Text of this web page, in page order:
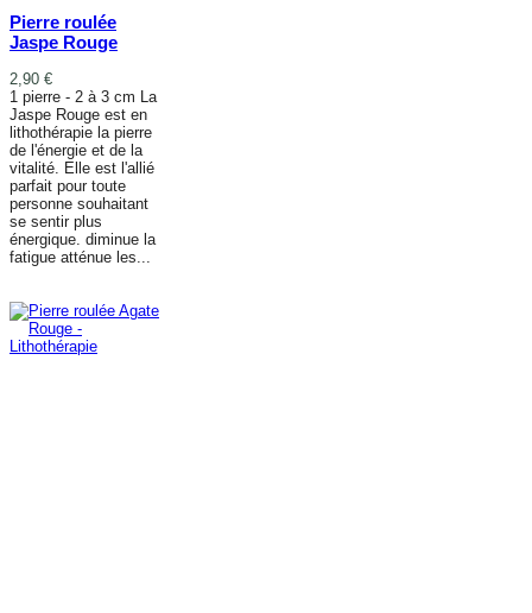
Pierre roulée
Jaspe Rouge
2,90 €
1 pierre - 2 à 3 cm La
Jaspe Rouge est en
lithothérapie la pierre
de l'énergie et de la
vitalité. Elle est l'allié
parfait pour toute
personne souhaitant
se sentir plus
énergique. diminue la
fatigue atténue les...